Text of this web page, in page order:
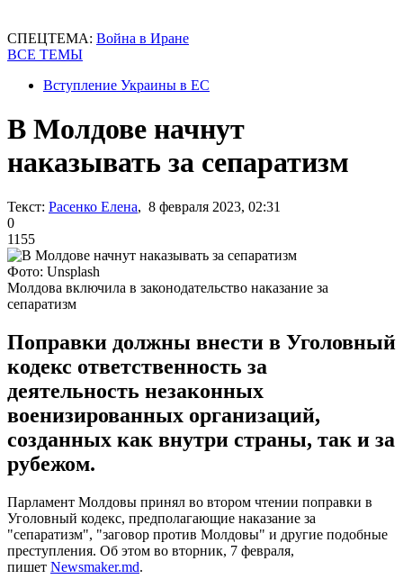
СПЕЦТЕМА: Война в Иране
ВСЕ ТЕМЫ
Вступление Украины в ЕС
В Молдове начнут
наказывать за сепаратизм
Текст: Расенко Елена, 8 февраля 2023, 02:31
0
1155
Фото: Unsplash
Молдова включила в законодательство наказание за
сепаратизм
Поправки должны внести в Уголовный
кодекс ответственность за
деятельность незаконных
военизированных организаций,
созданных как внутри страны, так и за
рубежом.
Парламент Молдовы принял во втором чтении поправки в
Уголовный кодекс, предполагающие наказание за
"сепаратизм", "заговор против Молдовы" и другие подобные
преступления. Об этом во вторник, 7 февраля,
пишет Newsmaker.md.